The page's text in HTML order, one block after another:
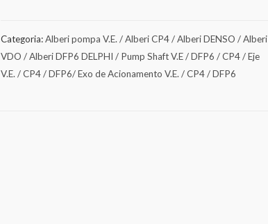
Categoria:Alberi pompa V.E. / Alberi CP4 / Alberi DENSO / Alberi
VDO / Alberi DFP6 DELPHI / Pump Shaft V.E / DFP6 / CP4 / Eje
V.E. / CP4 / DFP6/ Exo de Acionamento V.E. / CP4 / DFP6